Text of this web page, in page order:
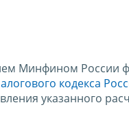
Минфином России
кодекса
указанного